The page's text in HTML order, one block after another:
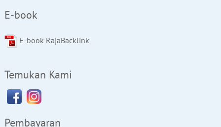
E-book
E-book RajaBacklink
Temukan Kami
Pembayaran